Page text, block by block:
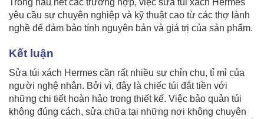
yêu cầu sự chuyên nghiệp và kỹ thuật cao từ các thợ lành
nghề để đảm bảo tính nguyên bản và giá trị của sản phẩm.
Kết luận
Sửa túi xách Hermes cần rất nhiều sự chỉn chu, tỉ mỉ của
người nghệ nhân. Bởi vì, đây là chiếc túi đắt tiền với
những chi tiết hoàn hảo trong thiết kế. Việc bảo quản túi
không đúng cách, sửa chữa tại những nơi không chuyên